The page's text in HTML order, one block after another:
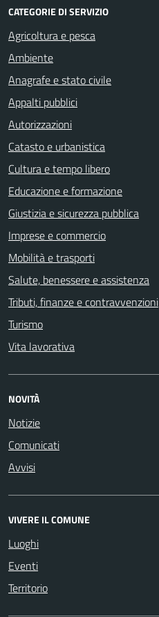
CATEGORIE DI SERVIZIO
Agricoltura e pesca
Ambiente
Anagrafe e stato civile
Appalti pubblici
Autorizzazioni
Catasto e urbanistica
Cultura e tempo libero
Educazione e formazione
Giustizia e sicurezza pubblica
Imprese e commercio
Mobilità e trasporti
Salute, benessere e assistenza
Tributi, finanze e contravvenzioni
Turismo
Vita lavorativa
NOVITÀ
Notizie
Comunicati
Avvisi
VIVERE IL COMUNE
Luoghi
Eventi
Territorio